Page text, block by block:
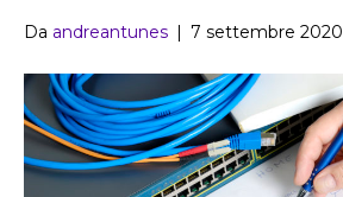
Da andreantunes 7 settembre 2020